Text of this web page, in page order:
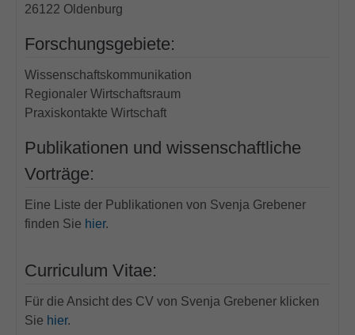
26122 Oldenburg
Forschungsgebiete:
Wissenschaftskommunikation
Regionaler Wirtschaftsraum
Praxiskontakte Wirtschaft
Publikationen und wissenschaftliche
Vorträge:
Eine Liste der Publikationen von Svenja Grebener
finden Sie hier.
Curriculum Vitae:
Für die Ansicht des CV von Svenja Grebener klicken
Sie hier.